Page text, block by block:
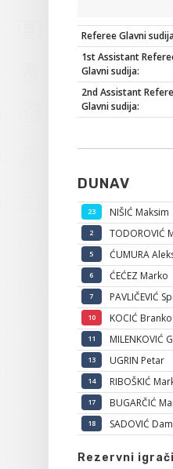
Referee Glavni
1st Assistant
Glavni sudija:
2nd Assistant
Glavni sudija:
DUNAV
23 NIŠIĆ Maksim
2 TODOROVIĆ
5 ĆUMURA
6 ĆEĆEZ Marko
7 PAVLIČEVIĆ
10 KOCIĆ Branko
11 MILENKOVIĆ
13 UGRIN Petar
14 RIBOŠKIĆ
17 BUGARČIĆ
18 SADOVIĆ
Rezervni igrači